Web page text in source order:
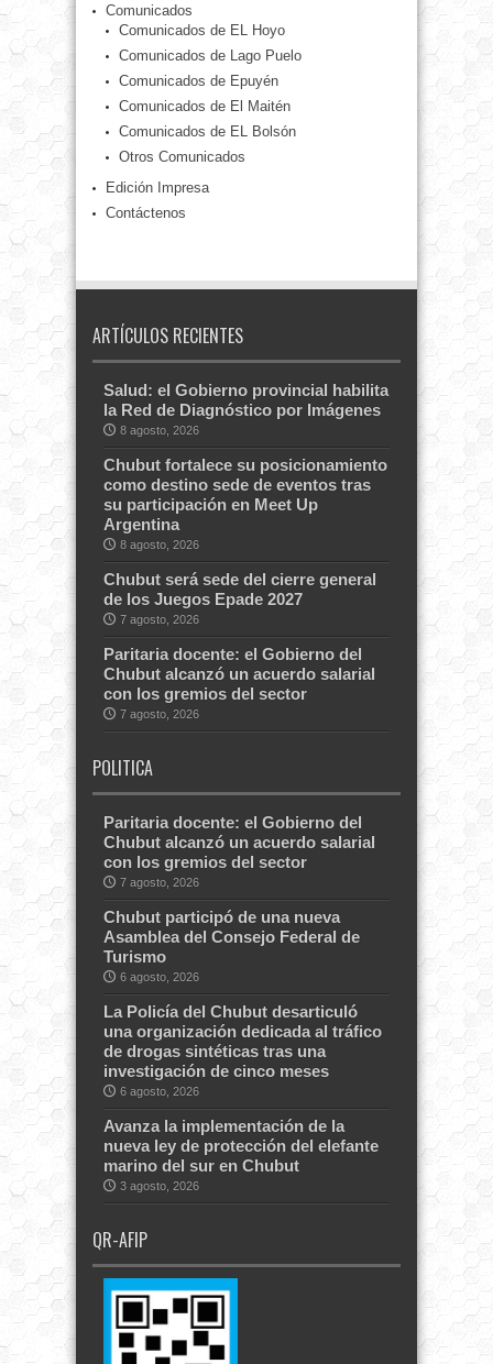
Comunicados
Comunicados de EL Hoyo
Comunicados de Lago Puelo
Comunicados de Epuyén
Comunicados de El Maitén
Comunicados de EL Bolsón
Otros Comunicados
Edición Impresa
Contáctenos
ARTÍCULOS RECIENTES
Salud: el Gobierno provincial habilita
la Red de Diagnóstico por Imágenes
8 agosto, 2026
Chubut fortalece su posicionamiento
como destino sede de eventos tras
su participación en Meet Up
Argentina
8 agosto, 2026
Chubut será sede del cierre general
de los Juegos Epade 2027
7 agosto, 2026
Paritaria docente: el Gobierno del
Chubut alcanzó un acuerdo salarial
con los gremios del sector
7 agosto, 2026
POLITICA
Paritaria docente: el Gobierno del
Chubut alcanzó un acuerdo salarial
con los gremios del sector
7 agosto, 2026
Chubut participó de una nueva
Asamblea del Consejo Federal de
Turismo
6 agosto, 2026
La Policía del Chubut desarticuló
una organización dedicada al tráfico
de drogas sintéticas tras una
investigación de cinco meses
6 agosto, 2026
Avanza la implementación de la
nueva ley de protección del elefante
marino del sur en Chubut
3 agosto, 2026
QR-AFIP